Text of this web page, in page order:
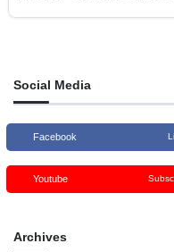
hodi
Social Media
Facebook
Youtube
Archives